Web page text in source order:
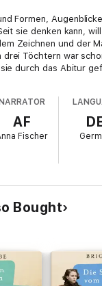
Formen,
sie denken kann,
Zeichnen und der
Töchtern war
durch das Abitur
das Kaufhaus am
weiterhin den
angenommen zu
AF
Fischer
Bought